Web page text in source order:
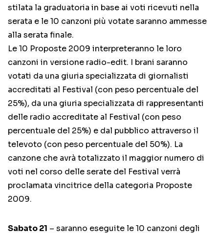
stilata la graduatoria in base ai voti ricevuti nella
serata e le 10 canzoni più votate saranno ammesse
alla serata finale.
Le 10 Proposte 2009 interpreteranno le loro
canzoni in versione radio-edit. I brani saranno
votati da una giuria specializzata di giornalisti
accreditati al Festival (con peso percentuale del
25%), da una giuria specializzata di rappresentanti
delle radio accreditate al Festival (con peso
percentuale del 25%) e dal pubblico attraverso il
televoto (con peso percentuale del 50%). La
canzone che avrà totalizzato il maggior numero di
voti nel corso delle serate del Festival verrà
proclamata vincitrice della categoria Proposte
2009.
Sabato 21 – saranno eseguite le 10 canzoni degli